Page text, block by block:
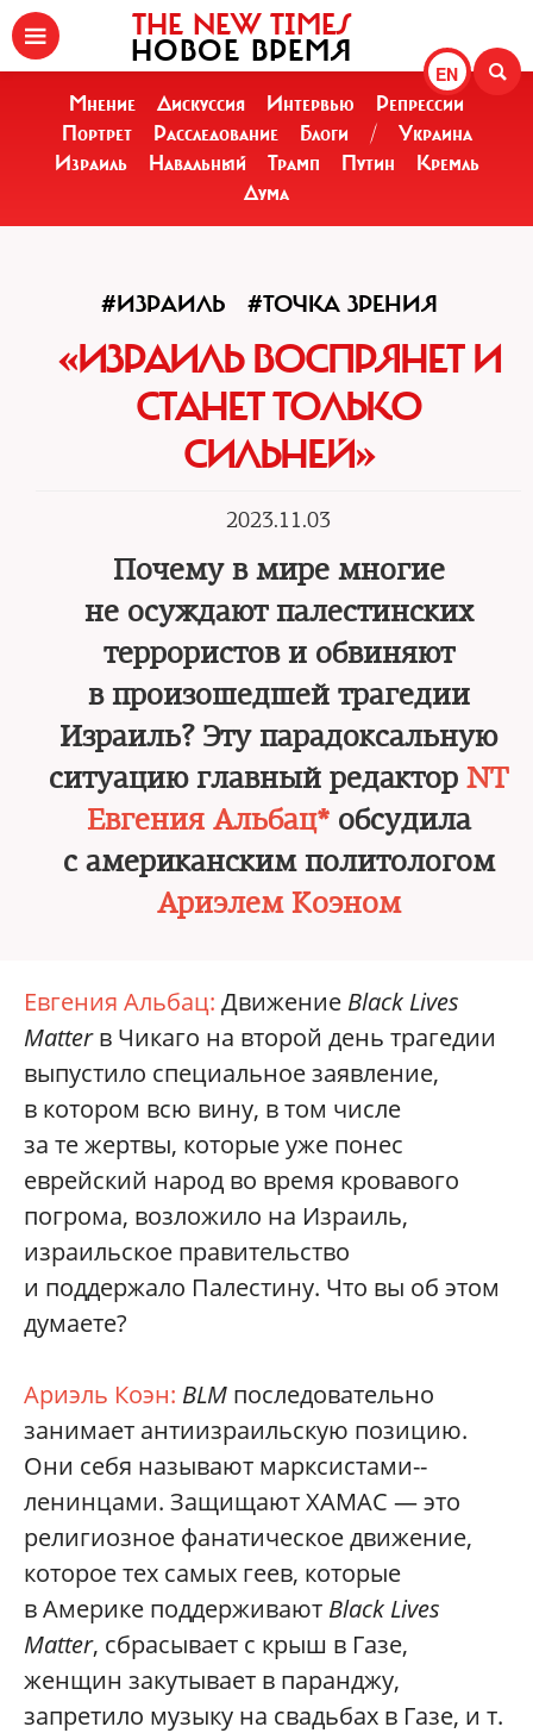
EN
THE NEW TIMES
НОВОЕ ВРЕМЯ
Мнение Дискуссия Интервью
Репрессии
Портрет
Расследование Блоги /
Украина
Израиль
Навальный Трамп Путин
Кремль
Дума
#ИЗРАИЛЬ #ТОЧКА ЗРЕНИЯ
«ИЗРАИЛЬ ВОСПРЯНЕТ И
СТАНЕТ ТОЛЬКО
СИЛЬНЕЙ»
2023.11.03
Почему в мире многие
не осуждают палестинских
террористов и обвиняют
в произошедшей трагедии
Израиль? Эту парадоксальную
ситуацию главный редактор NT
Евгения Альбац*обсудила
с американским политологом
Ариэлем Коэном
Евгения Альбац: Движение Black Lives
Matterв Чикаго на второй день трагедии
выпустило специальное заявление,
в котором всю вину, в том числе
за те жертвы, которые уже понес
еврейский народ во время кровавого
погрома, возложило на Израиль,
израильское правительство
и поддержало Палестину. Что вы об этом
думаете?
Ариэль Коэн: BLM последовательно
занимает антиизраильскую позицию.
Они себя называют марксистами-­
ленинцами. Защищают ХАМАС — это
религиозное фанатическое движение,
которое тех самых геев, которые
в Америке поддерживают Black Lives
Matter, сбрасывает с крыш в Газе,
женщин закутывает в паранджу,
запретило музыку на свадьбах в Газе, и т.